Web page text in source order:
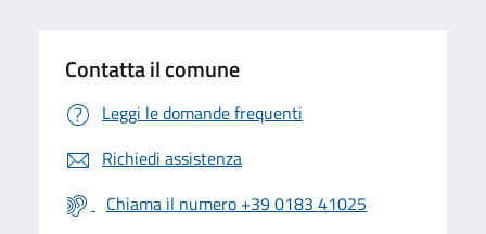
Contatta il comune
Leggi le domande frequenti
Richiedi assistenza
Chiama il numero +39 0183 41025